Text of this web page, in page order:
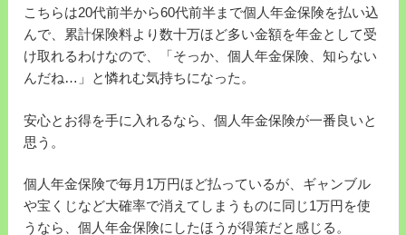
こちらは20代前半から60代前半まで個人年金保険を払い込
んで、累計保険料より数十万ほど多い金額を年金として受
け取れるわけなので、「そっか、個人年金保険、知らない
んだね…」と憐れむ気持ちになった。
安心とお得を手に入れるなら、個人年金保険が一番良いと
思う。
個人年金保険で毎月1万円ほど払っているが、ギャンブル
や宝くじなど大確率で消えてしまうものに同じ1万円を使
うなら、個人年金保険にしたほうが得策だと感じる。